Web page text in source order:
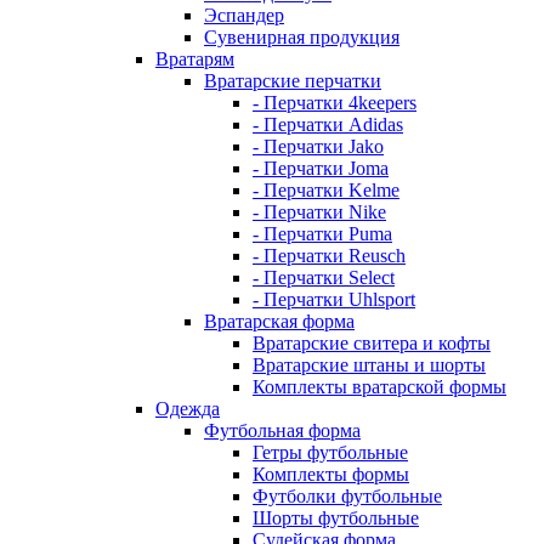
Эспандер
Сувенирная продукция
Вратарям
Вратарские перчатки
- Перчатки 4keepers
- Перчатки Adidas
- Перчатки Jako
- Перчатки Joma
- Перчатки Kelme
- Перчатки Nike
- Перчатки Puma
- Перчатки Reusch
- Перчатки Select
- Перчатки Uhlsport
Вратарская форма
Вратарские свитера и кофты
Вратарские штаны и шорты
Комплекты вратарской формы
Одежда
Футбольная форма
Гетры футбольные
Комплекты формы
Футболки футбольные
Шорты футбольные
Судейская форма